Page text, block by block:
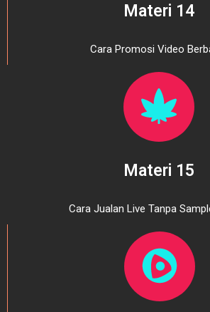
Materi 14
Cara Promosi Video
Materi 15
Cara Jualan Live Tanpa